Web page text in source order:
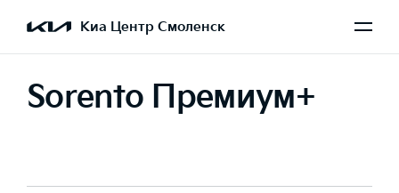
Киа Центр Смоленск
Sorento Премиум+